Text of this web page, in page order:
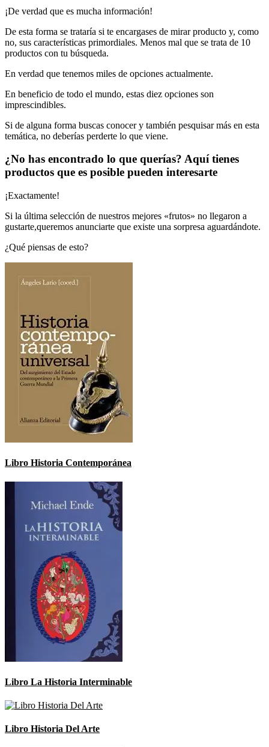
¡De verdad que es mucha información!
De esta forma se trataría si te encargases de mirar producto y, como
no, sus características primordiales. Menos mal que se trata de 10
productos con tu búsqueda.
En verdad que tenemos miles de opciones actualmente.
En beneficio de todo el mundo, estas diez opciones son
imprescindibles.
Si de alguna forma buscas conocer y también pesquisar más en esta
temática, no deberías perderte lo que viene.
¿No has encontrado lo que querías? Aquí tienes
productos que es posible pueden interesarte
¡Exactamente!
Si la última selección de nuestros mejores «frutos» no llegaron a
gustarte,queremos anunciarte que existe una sorpresa aguardándote.
¿Qué piensas de esto?
Libro Historia Contemporánea
Libro La Historia Interminable
Libro Historia Del Arte